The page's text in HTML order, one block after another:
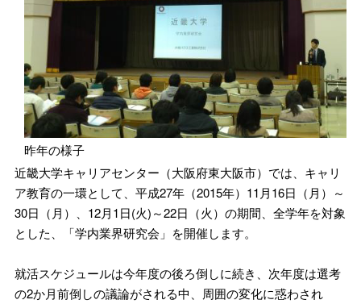
昨年の様子
近畿大学キャリアセンター（大阪府東大阪市）では、キャリ
ア教育の一環として、平成27年（2015年）11月16日（月）～
30日（月）、12月1日(火)～22日（火）の期間、全学年を対象
とした、「学内業界研究会」を開催します。
就活スケジュールは今年度の後ろ倒しに続き、次年度は選考
の2か月前倒しの議論がされる中、周囲の変化に惑わされ